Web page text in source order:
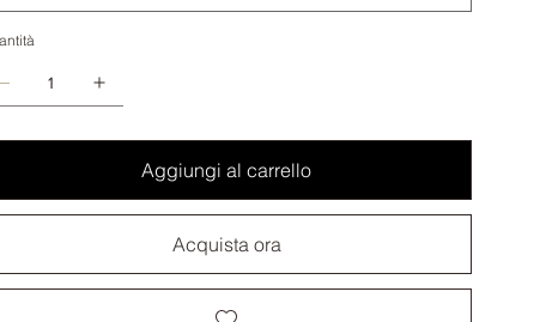
Aggiungi al carrello
Acquista ora